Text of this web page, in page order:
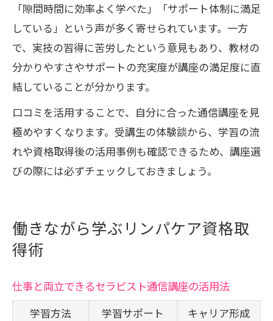
「隙間時間に効率よく学べた」「サポート体制に満足
している」という声が多く寄せられています。一方
で、実技の習得に苦労したという意見もあり、教材の
分かりやすさやサポートの充実度が講座の満足度に直
結していることが分かります。
口コミを活用することで、自分に合った通信講座を見
極めやすくなります。受講生の体験談から、学習の流
れや資格取得後の活用事例も確認できるため、講座選
びの際には必ずチェックしておきましょう。
働きながら学ぶリンパケア資格取
得術
仕事と両立できるセラピスト通信講座の活用法
学習方法
学習サポート
キャリア形成